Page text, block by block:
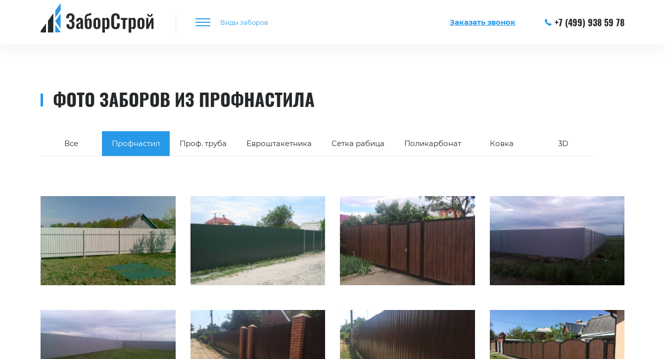
Виды заборов Заказать звонок +7 (499) 938 59 78
ФОТО ЗАБОРОВ ИЗ ПРОФНАСТИЛА
Все Профнастил Проф. труба Евроштакетника Сетка рабица Поликарбонат Ковка 3D